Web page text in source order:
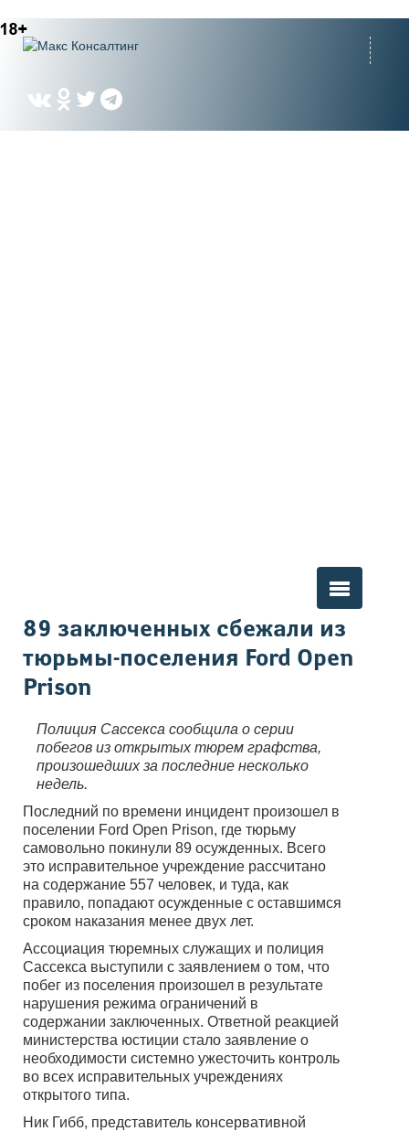
Вы здесь
89 заключенных сбежали из
тюрьмы-поселения Ford Open
Prison
Полиция Сассекса сообщила о серии
побегов из открытых тюрем графства,
произошедших за последние несколько
недель.
Последний по времени инцидент произошел в
поселении Ford Open Prison, где тюрьму
самовольно покинули 89 осужденных. Всего
это исправительное учреждение рассчитано
на содержание 557 человек, и туда, как
правило, попадают осужденные с оставшимся
сроком наказания менее двух лет.
Ассоциация тюремных служащих и полиция
Сассекса выступили с заявлением о том, что
побег из поселения произошел в результате
нарушения режима ограничений в
содержании заключенных. Ответной реакцией
министерства юстиции стало заявление о
необходимости системно ужесточить контроль
во всех исправительных учреждениях
открытого типа.
Ник Гибб, представитель консервативной